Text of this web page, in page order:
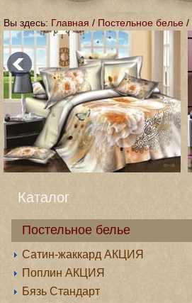
Вы здесь: Главная / Постельное белье /
Каталог
Постельное белье
Сатин-жаккард АКЦИЯ
Поплин АКЦИЯ
Бязь Стандарт